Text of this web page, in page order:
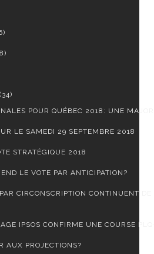
(34)
POUR QUÉBEC 2018: UNE
LE SAMEDI 29 SEPTEMBRE 2018
STRATÉGIQUE 2018
LE VOTE PAR ANTICIPATION?
CIRCONSCRIPTION CONTINUENT DE
IPSOS CONFIRME UNE COURSE
AUX PROJECTIONS?